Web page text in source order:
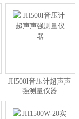
JH500I音压计超声声
强测量仪器